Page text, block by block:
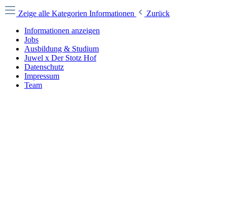
Zeige alle Kategorien Informationen
Zurück
Informationen anzeigen
Jobs
Ausbildung & Studium
Juwel x Der Stotz Hof
Datenschutz
Impressum
Team